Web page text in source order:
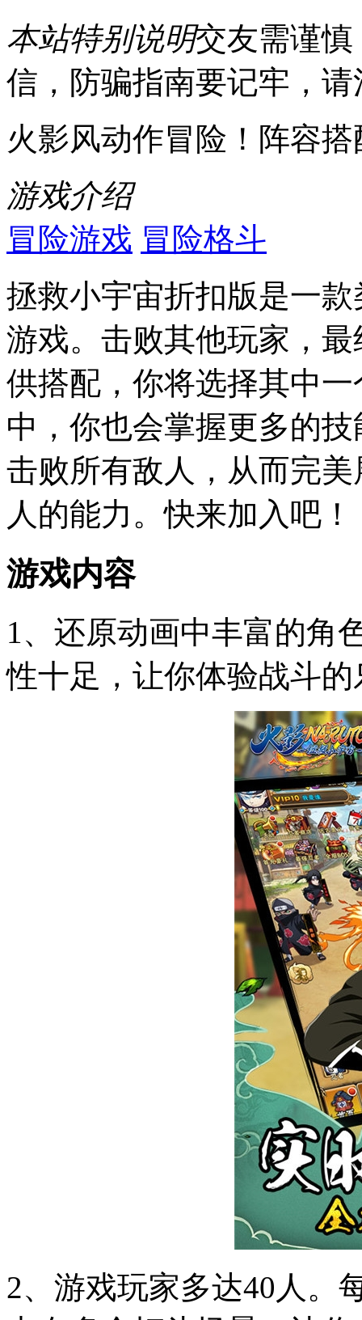
本站特别说明交友需谨
信，防骗指南要记牢，
火影风动作冒险！阵容
游戏介绍
冒险游戏 冒险格斗
拯救小宇宙折扣版是一
游戏。击败其他玩家，
供搭配，你将选择其中
中，你也会掌握更多的
击败所有敌人，从而完
人的能力。快来加入吧！
游戏内容
1、还原动画中丰富的角
性十足，让你体验战斗的
2、游戏玩家多达40人。